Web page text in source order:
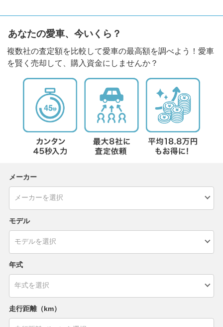
あなたの愛車、今いくら？
複数社の査定額を比較して愛車の最高額を調べよう！愛車
を賢く売却して、購入資金にしませんか？
メーカー
モデル
年式
走行距離（km）